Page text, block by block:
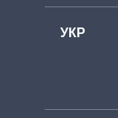
УКР